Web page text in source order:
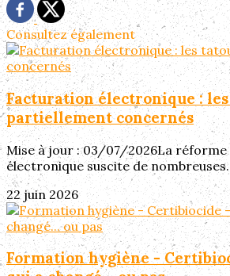
Consultez également
Facturation électronique :
partiellement concernés
Mise à jour : 03/07/2026La
électronique suscite de
22 juin 2026
Formation hygiène -